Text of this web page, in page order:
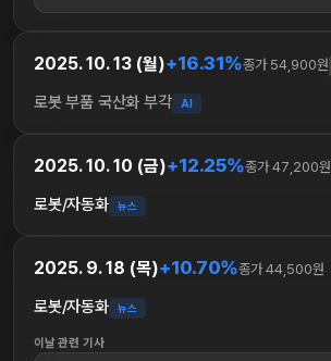
2025. 10. 13 (월)+16.31%종가 54,900원
로봇 부품 국산화 부각 AI
2025. 10. 10 (금)+12.25%종가 47,200원
로봇/자동화 뉴스
2025. 9. 18 (목)+10.70%종가 44,500원
로봇/자동화 뉴스
이날 관련 기사